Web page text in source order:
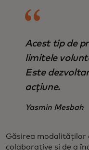
Acest tip de
limitele
Este
acțiune.
Yasmin Mesbah
Găsirea modalităților
colaborative și de a